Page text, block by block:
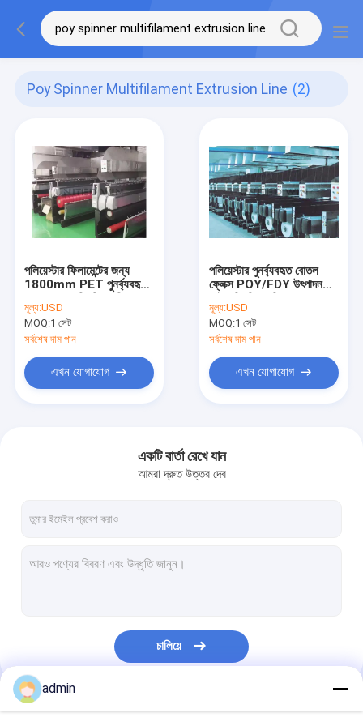
Poy Spinner Multifilament Extrusion Line (2)
পলিয়েস্টার ফিলামেন্টের জন্য
1800mm PET পুনর্ব্যবহৃত
মূল্য:USD
MOQ:1 সেট
সর্বশেষ দাম পান
এখন যোগাযোগ
পলিয়েস্টার পুনর্ব্যবহৃত বোতল
ফ্লেক্স POY/FDY উৎপাদন
মূল্য:USD
MOQ:1 সেট
সর্বশেষ দাম পান
এখন যোগাযোগ
একটি বার্তা রেখে যান
আমরা দ্রুত উত্তর দেব
চালিয়ে
আমাদের বিভাগসমূহ
admin